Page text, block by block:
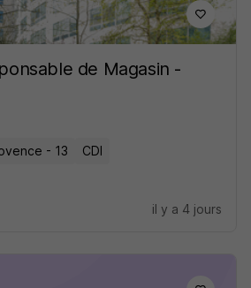
de Magasin -
- 13 CDI
il y a 4 jours